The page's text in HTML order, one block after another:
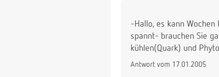
-Hallo, es kann
spannt- brauchen Sie
kühlen(Quark) und
Antwort vom 17.01.2005